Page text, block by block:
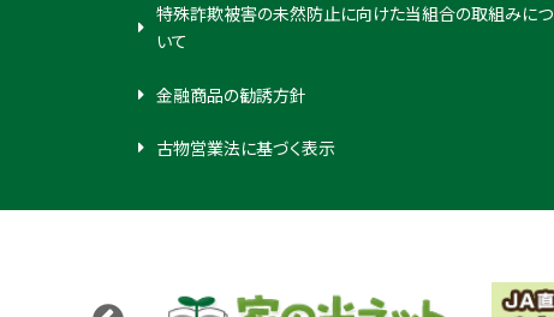
特殊詐欺被害の未然防止に向けた当組合の取組みにつ
いて
金融商品の勧誘方針
古物営業法に基づく表示